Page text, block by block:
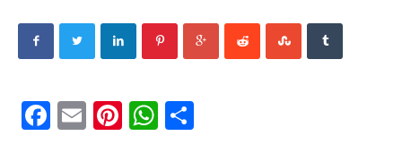
Facebook
Email PinterestWhatsApp